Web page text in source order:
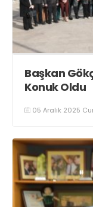
Başkan
Konuk Oldu
05 Aralık 2025